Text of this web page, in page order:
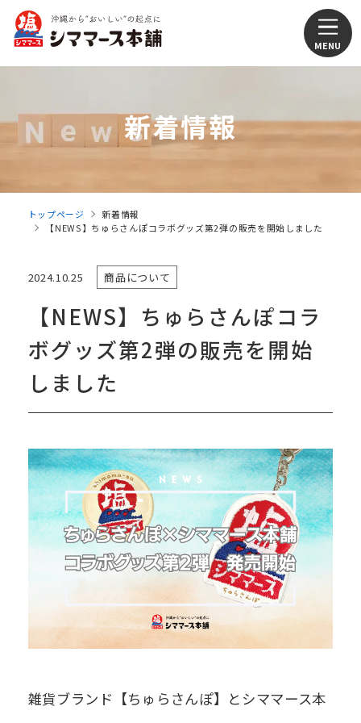
新着情報
トップページ
新着情報
【NEWS】ちゅらさんぽコラボグッズ第2弾の販売を開始しました
2024.10.25 商品について
【NEWS】ちゅらさんぽコラ
ボグッズ第2弾の販売を開始
しました
雑貨ブランド【ちゅらさんぽ】とシママース本